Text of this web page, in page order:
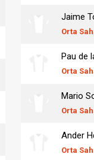
Jaime
Orta
Pau de
Orta
Mario
Orta
Ander
Orta